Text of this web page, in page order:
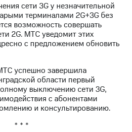
2023
сети 3G у незначительной
терминалами 2G+3G без
возможность совершать
2G. МТС уведомит этих
с предложением обновить
успешно завершила
области первый
выключению сети 3G,
с абонентами
и консультированию.
* * *